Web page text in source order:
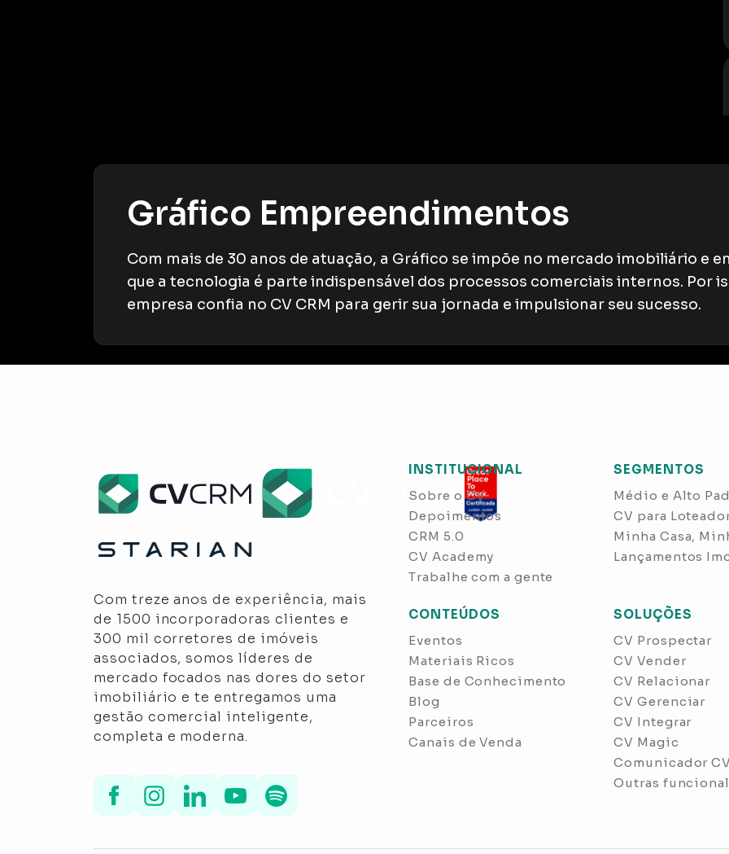
Gráfico Empreendimentos
Com mais de 30 anos de atuação, a Gráfico se impõe no mercado imobiliário e
que a tecnologia é parte indispensável dos processos comerciais internos. Por
empresa confia no CV CRM para gerir sua jornada e impulsionar seu sucesso.
Com treze anos de experiência, mais
de 1500 incorporadoras clientes e
300 mil corretores de imóveis
associados, somos líderes de
mercado focados nas dores do setor
imobiliário e te entregamos uma
gestão comercial inteligente,
completa e moderna.
INSTITUCIONAL
Sobre o CV
Depoimentos
CRM 5.0
CV Academy
Trabalhe com a gente
SEGMENTOS
Médio e Alto
CV para
Minha Casa,
Lançamentos
CONTEÚDOS
Eventos
Materiais Ricos
Base de Conhecimento
Blog
Parceiros
Canais de Venda
SOLUÇÕES
CV Prospectar
CV Vender
CV Relacionar
CV Gerenciar
CV Integrar
CV Magic
Comunicador
Outras